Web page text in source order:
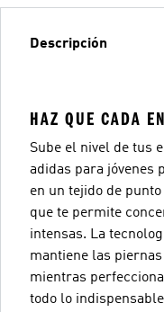
Descripción
HAZ QUE CADA
Sube el nivel de tus
adidas para jóvenes
en un tejido de
que te permite
intensas. La
mantiene las
mientras
todo lo